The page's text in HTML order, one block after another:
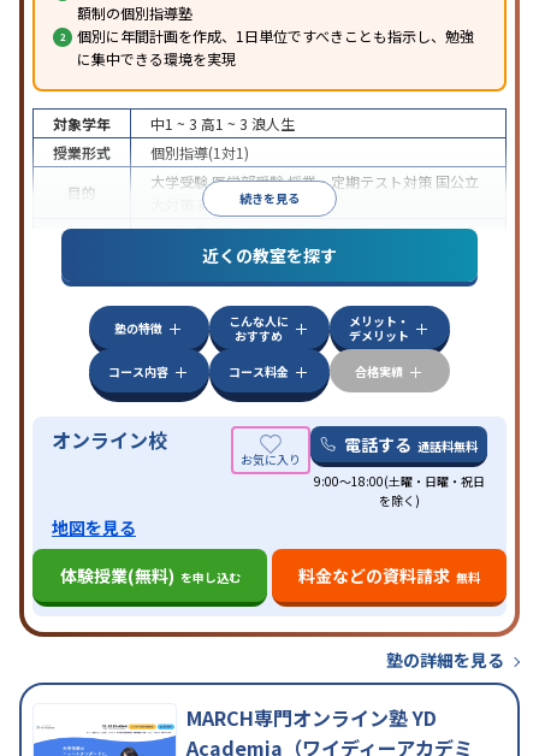
額制の個別指導塾
個別に年間計画を作成、1日単位ですべきことも指示し、勉強
に集中できる環境を実現
続きを見る
対象学年 中1 ~ 3 高1 ~ 3 浪人生
授業形式
個別指導(1対1)
目的
大学受験医学部受験授業・定期テスト対策 国公立
英検(英語検定)対策
中高一貫校生に対応授業の振替可能オンライン対
自習室あり
近くの教室を探す
塾の特徴
こんな人に
おすすめ
メリット・
デメリット
コース内容
コース料金 合格実績
オンライン校 電話する 通話料無料
9:00～18:00(土曜・日曜・祝日
を除く)
地図を見る
体験授業(無料) を申し込む 料金などの資料請求 無料
塾の詳細を見る
MARCH専門オンライン塾 YD
Academia（ワイディーアカデミ